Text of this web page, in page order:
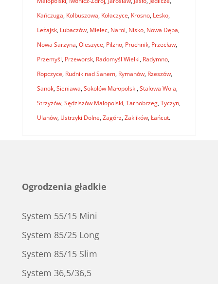
Kańczuga, Kolbuszowa, Kołaczyce, Krosno, Lesko,
Leżajsk, Lubaczów, Mielec, Narol, Nisko, Nowa Dęba,
Nowa Sarzyna, Oleszyce, Pilzno, Pruchnik, Przecław,
Przemyśl, Przeworsk, Radomyśl Wielki, Radymno,
Ropczyce, Rudnik nad Sanem, Rymanów, Rzeszów,
Sanok, Sieniawa, Sokołów Małopolski, Stalowa Wola,
Strzyżów, Sędziszów Małopolski, Tarnobrzeg, Tyczyn,
Ulanów, Ustrzyki Dolne, Zagórz, Zaklików, Łańcut.
Ogrodzenia gładkie
System 55/15 Mini
System 85/25 Long
System 85/15 Slim
System 36,5/36,5